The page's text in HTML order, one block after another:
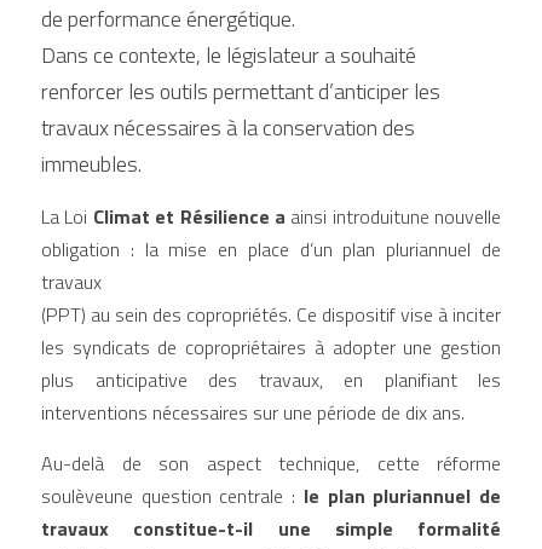
de performance énergétique.
Dans ce contexte, le législateur a souhaité
renforcer les outils permettant d’anticiper les
travaux nécessaires à la conservation des
immeubles.
La Loi Climat et Résilience a ainsi introduitune nouvelle
obligation : la mise en place d’un plan pluriannuel de
travaux
(PPT) au sein des copropriétés. Ce dispositif vise à inciter
les syndicats de copropriétaires à adopter une gestion
plus anticipative des travaux, en planifiant les
interventions nécessaires sur une période de dix ans.
Au-delà de son aspect technique, cette réforme
soulèveune question centrale : le plan pluriannuel de
travaux constitue-t-il une simple formalité